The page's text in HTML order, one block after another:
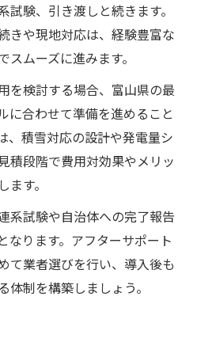
験、引き渡しと続きます。
きや現地対応は、経験豊富な
ムーズに進みます。
を検討する場合、富山県の最
に合わせて準備を進めること
、積雪対応の設計や発電量シ
積段階で費用対効果やメリッ
す。
系試験や自治体への完了報告
なります。アフターサポート
て業者選びを行い、導入後も
制を構築しましょう。